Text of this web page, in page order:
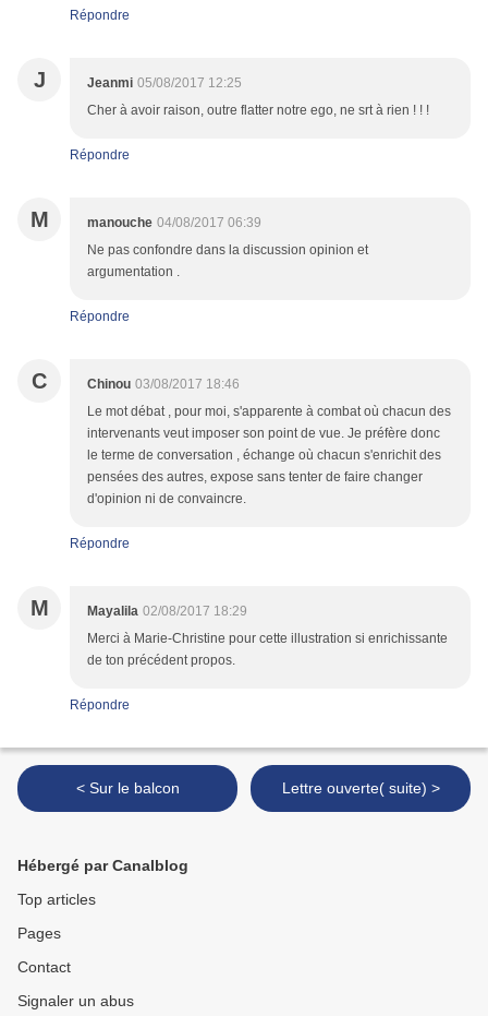
Répondre
J Jeanmi 05/08/2017 12:25
Cher à avoir raison, outre flatter notre ego, ne srt à rien ! ! !
Répondre
M manouche 04/08/2017 06:39
Ne pas confondre dans la discussion opinion et
argumentation .
Répondre
C Chinou 03/08/2017 18:46
Le mot débat , pour moi, s'apparente à combat où chacun des
intervenants veut imposer son point de vue. Je préfère donc
le terme de conversation , échange où chacun s'enrichit des
pensées des autres, expose sans tenter de faire changer
d'opinion ni de convaincre.
Répondre
M Mayalila 02/08/2017 18:29
Merci à Marie-Christine pour cette illustration si enrichissante
de ton précédent propos.
Répondre
< Sur le balcon Lettre ouverte( suite) >
Hébergé par Canalblog
Top articles
Pages
Contact
Signaler un abus